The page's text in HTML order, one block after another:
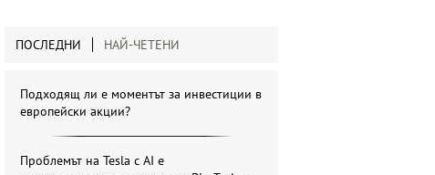
ПОСЛЕДНИ НАЙ-ЧЕТЕНИ
Подходящ ли е моментът за инвестиции в
европейски акции?
Проблемът на Tesla с AI е